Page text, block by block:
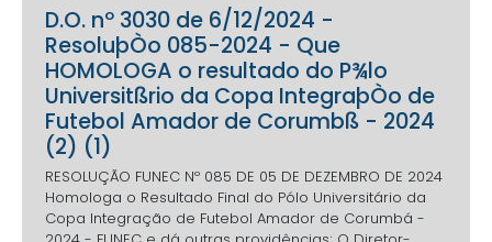
D.O. nº 3030 de 6/12/2024 -
ResoluþÒo 085-2024 - Que
HOMOLOGA o resultado do P¾lo
Universitßrio da Copa IntegraþÒo de
Futebol Amador de Corumbß - 2024
(2) (1)
RESOLUÇÃO FUNEC Nº 085 DE 05 DE DEZEMBRO DE 2024
Homologa o Resultado Final do Pólo Universitário da
Copa Integração de Futebol Amador de Corumbá -